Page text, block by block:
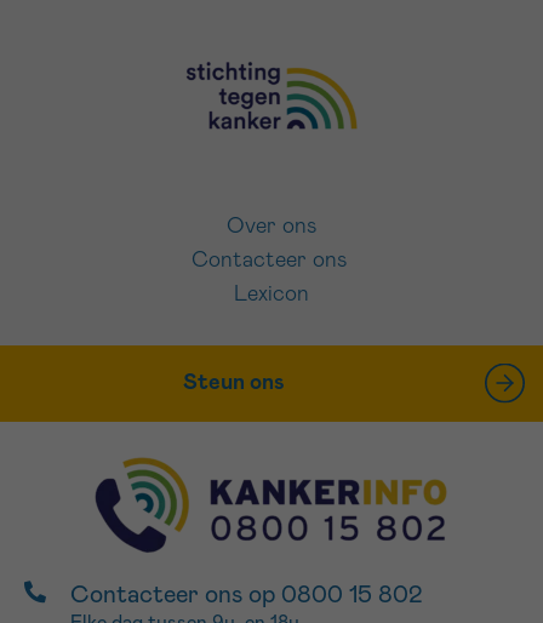
Over ons
Contacteer ons
Lexicon
Steun ons
Contacteer ons op 0800 15 802